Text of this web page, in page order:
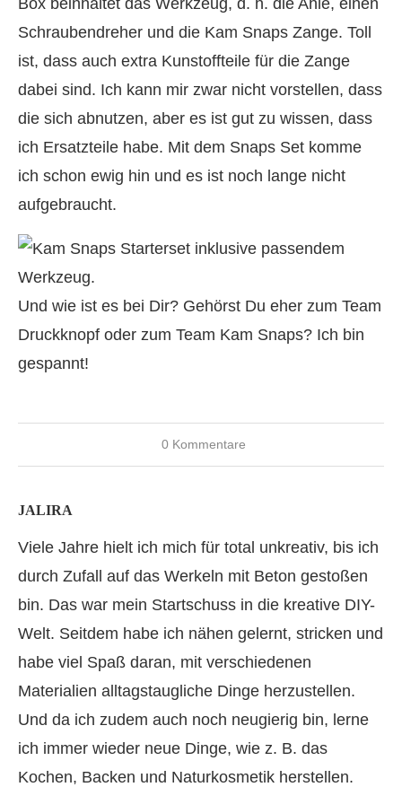
Schraubendreher und die Kam Snaps Zange. Toll
ist, dass auch extra Kunstoffteile für die Zange
dabei sind. Ich kann mir zwar nicht vorstellen, dass
die sich abnutzen, aber es ist gut zu wissen, dass
ich Ersatzteile habe. Mit dem Snaps Set komme
ich schon ewig hin und es ist noch lange nicht
aufgebraucht.
Und wie ist es bei Dir? Gehörst Du eher zum Team
Druckknopf oder zum Team Kam Snaps? Ich bin
gespannt!
0 Kommentare
JALIRA
Viele Jahre hielt ich mich für total unkreativ, bis ich
durch Zufall auf das Werkeln mit Beton gestoßen
bin. Das war mein Startschuss in die kreative DIY-
Welt. Seitdem habe ich nähen gelernt, stricken und
habe viel Spaß daran, mit verschiedenen
Materialien alltagstaugliche Dinge herzustellen.
Und da ich zudem auch noch neugierig bin, lerne
ich immer wieder neue Dinge, wie z. B. das
Kochen, Backen und Naturkosmetik herstellen.